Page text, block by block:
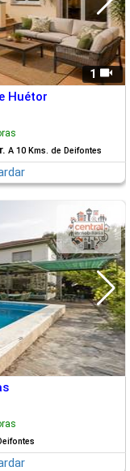
1
Huétor
A 10 Kms. de Deifontes